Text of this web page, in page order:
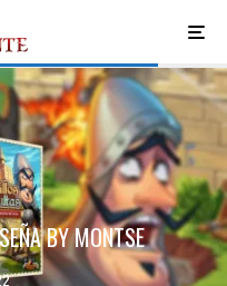
BY MONTSE